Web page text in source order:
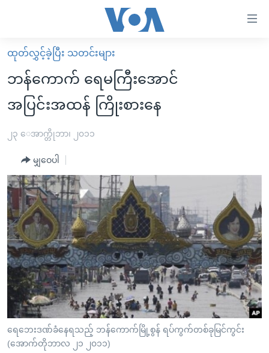
လွယ်ကူ
စေ
သည့်
Link
များ
အကြောင်းအရာ
သို့
ကျော်
ကြည့်
ရန်
ပင်မ
အ
ညွန်း
စာမျက်နှာ
သို့
ကျော်
မူလစာမျက်နှာ
မြန်မာ
ကမ္ဘာ့သတင်းများ
နိုင်ငံတကာ
အစ္စရေး-ပါလက်စတိုင်း
ရပ်ဝန်းတခု လမ်းတခု အလွန်
အင်္ဂလိပ်စာလေ့လာမယ်
အမေရိကန်သုံးအီဒီယံ
မကြေးမုံရဲ့ အင်္ဂလိပ်စာ
ရုပ်ရှင်ထဲက အင်္ဂလိပ်စာ
သုတပဒေသာ အင်္ဂလိပ်စာ
အပတ်စဉ်ကဏ္ဍများ
ရေဒီယို
တီဗွီ
ရေဒီယိုနှင့်ရုပ်သံ အချက်အလက်များ
ရေဒီယို/တီဗွီအစီအစဉ်
Learning English
ဗွီအိုအေ လူမှုကွန်ယက်များ
ထုတ်လွှင့်ခဲ့ပြီး သတင်းများ
ဘန်ကောက် ရေမကြီးအောင်
အပြင်းအထန် ကြိုးစားနေ
၂၃ ေအာက္တိုဘာ၊ ၂၀၁၁
မျှဝေပါ
ရေဘေးဒဏ်ခံနေရသည့် ဘန်ကောက်မြို့စွန် ရပ်ကွက်တစ်ခုမြင်ကွင်း
(အောက်တိုဘာလ ၂၁ ၂၀၁၁)